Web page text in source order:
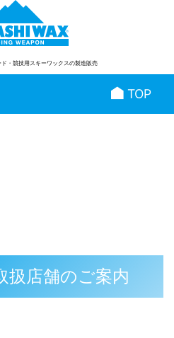
・競技用スキーワックスの製造販売
TOP
店舗のご案内